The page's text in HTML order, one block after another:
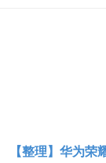
【整理】华为